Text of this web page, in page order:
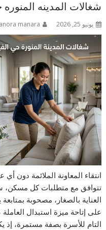
شغالات المدينه المنوره حي
يونيو 25, 2026 manara
انتقاء المعاونة الملائمة دون
تتوافق مع متطلبات كل مسكن،
العناية بالصغار، مصحوبة
على إتاحة ميزة استبدال
التام للأسرة بصفة مستمرة،